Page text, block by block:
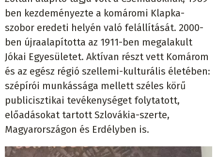
ben kezdeményezte a komáromi Klapka-
szobor eredeti helyén való felállítását. 2000-
ben újraalapította az 1911-ben megalakult
Jókai Egyesületet. Aktívan részt vett Komárom
és az egész régió szellemi-kulturális életében:
szépírói munkássága mellett széles körű
publicisztikai tevékenységet folytatott,
előadásokat tartott Szlovákia-szerte,
Magyarországon és Erdélyben is.